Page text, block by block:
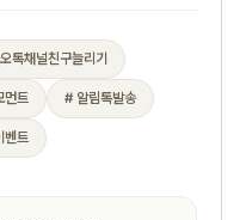
톡채널친구늘리기
먼트 # 알림톡발송
벤트